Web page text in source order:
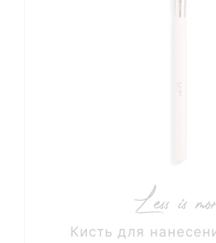
Кисть для